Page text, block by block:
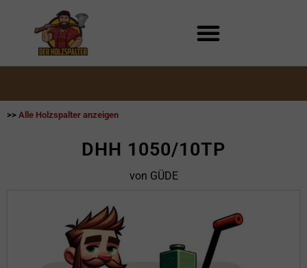
>> Alle Holzspalter anzeigen
DHH 1050/10TP
von GÜDE